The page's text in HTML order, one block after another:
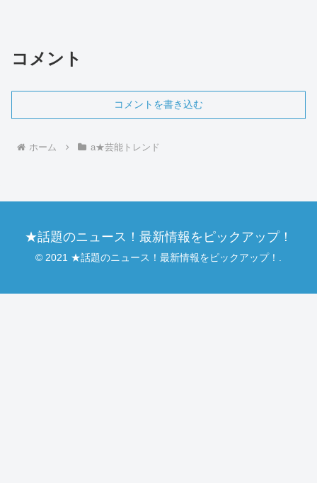
コメント
コメントを書き込む
ホーム a★芸能トレンド
★話題のニュース！最新情報をピックアップ！
© 2021 ★話題のニュース！最新情報をピックアップ！.